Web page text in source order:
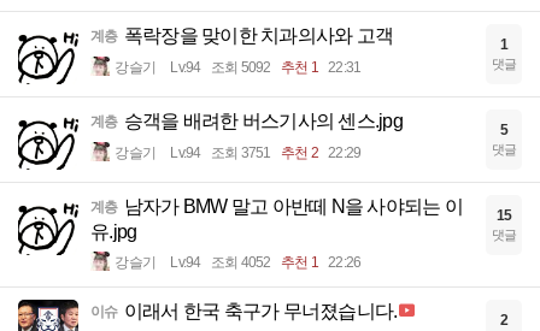
계층 폭락장을 맞이한 치과의사와 고객
강슬기 Lv.94 조회 5092 추천 1 22:31
1
댓글
계층 승객을 배려한 버스기사의 센스.jpg
강슬기 Lv.94 조회 3751 추천 2 22:29
5
댓글
계층 남자가 BMW 말고 아반떼 N을 사야되는 이
유.jpg
강슬기 Lv.94 조회 4052 추천 1 22:26
15
댓글
이슈 이래서 한국 축구가 무너졌습니다. 2